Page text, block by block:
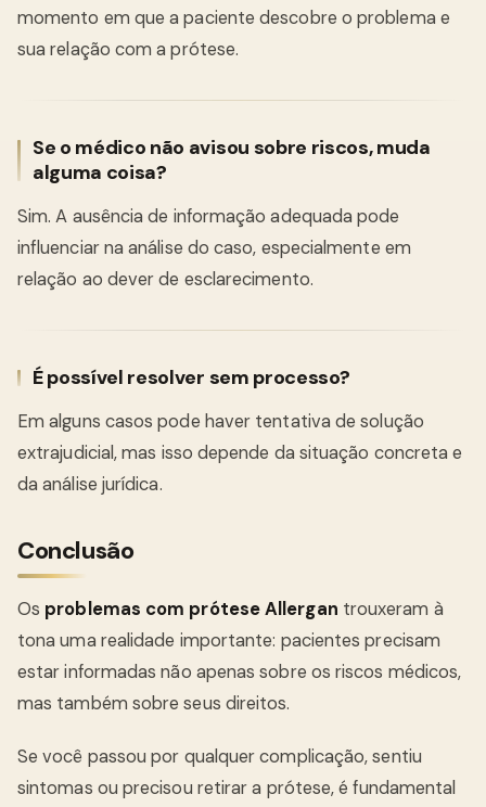
momento em que a paciente descobre o problema e
sua relação com a prótese.
Se o médico não avisou sobre riscos, muda
alguma coisa?
Sim. A ausência de informação adequada pode
influenciar na análise do caso, especialmente em
relação ao dever de esclarecimento.
É possível resolver sem processo?
Em alguns casos pode haver tentativa de solução
extrajudicial, mas isso depende da situação concreta e
da análise jurídica.
Conclusão
Os problemas com prótese Allergan trouxeram à
tona uma realidade importante: pacientes precisam
estar informadas não apenas sobre os riscos médicos,
mas também sobre seus direitos.
Se você passou por qualquer complicação, sentiu
sintomas ou precisou retirar a prótese, é fundamental